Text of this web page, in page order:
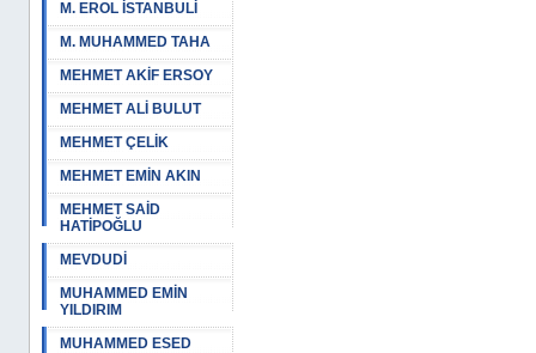
M. EROL İSTANBULİ
M. MUHAMMED TAHA
MEHMET AKİF ERSOY
MEHMET ALİ BULUT
MEHMET ÇELİK
MEHMET EMİN AKIN
MEHMET SAİD
HATİPOĞLU
MEVDUDİ
MUHAMMED EMİN
YILDIRIM
MUHAMMED ESED